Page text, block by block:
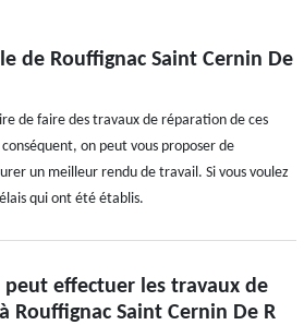
de Rouffignac Saint Cernin De
de faire des travaux de réparation de ces
on peut vous proposer de
un meilleur rendu de travail. Si vous voulez
qui ont été établis.
effectuer les travaux de
Rouffignac Saint Cernin De R